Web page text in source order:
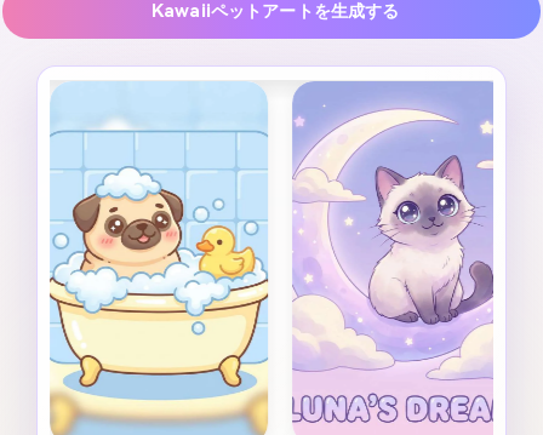
Kawaiiペットアートを生成する